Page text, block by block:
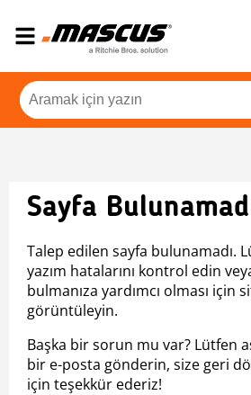
Sayfa
Talep edilen sayfa bulunamadı.
yazım hatalarını kontrol edin veya
bulmanıza yardımcı olması için
görüntüleyin.
Başka bir sorun mu var? Lütfen
bir e-posta gönderin, size geri
için teşekkür ederiz!